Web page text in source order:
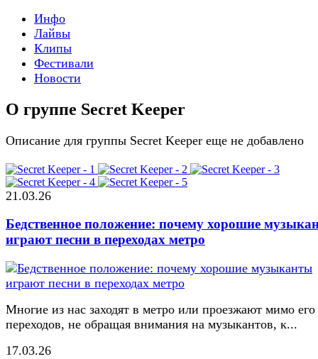
Инфо
Лайвы
Клипы
Фестивали
Новости
О группе Secret Keeper
Описание для группы Secret Keeper еще не добавлено
21.03.26
Бедственное положение: почему хорошие
играют песни в переходах метро
Многие из нас заходят в метро или проезжают мимо его
переходов, не обращая внимания на музыкантов, к...
17.03.26